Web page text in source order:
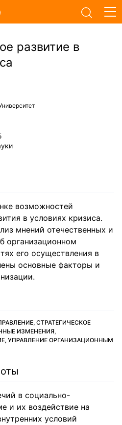
развитие в
возможностей
в условиях кризиса.
мнений отечественных и
организационном
его осуществления в
основные факторы и
СТРАТЕГИЧЕСКОЕ
ИЗМЕНЕНИЯ,
УПРАВЛЕНИЕ ОРГАНИЗАЦИОННЫМ
в социально-
и их воздействие на
условий